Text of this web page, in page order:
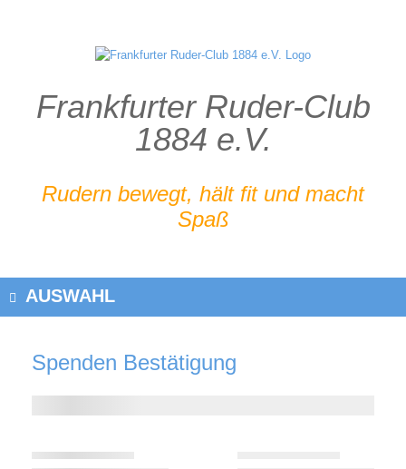
Frankfurter Ruder-Club
1884 e.V.
Rudern bewegt, hält fit und macht
Spaß
AUSWAHL
Spenden Bestätigung